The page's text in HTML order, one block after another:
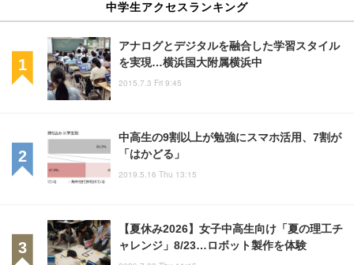
中学生アクセスランキング
アナログとデジタルを融合した学習スタイル
を実現…横浜国大附属横浜中
2015.7.3 Fri 9:45
中高生の9割以上が勉強にスマホ活用、7割が
「はかどる」
2019.5.16 Thu 13:15
【夏休み2026】女子中高生向け「夏の理工チ
ャレンジ」8/23…ロボット製作を体験